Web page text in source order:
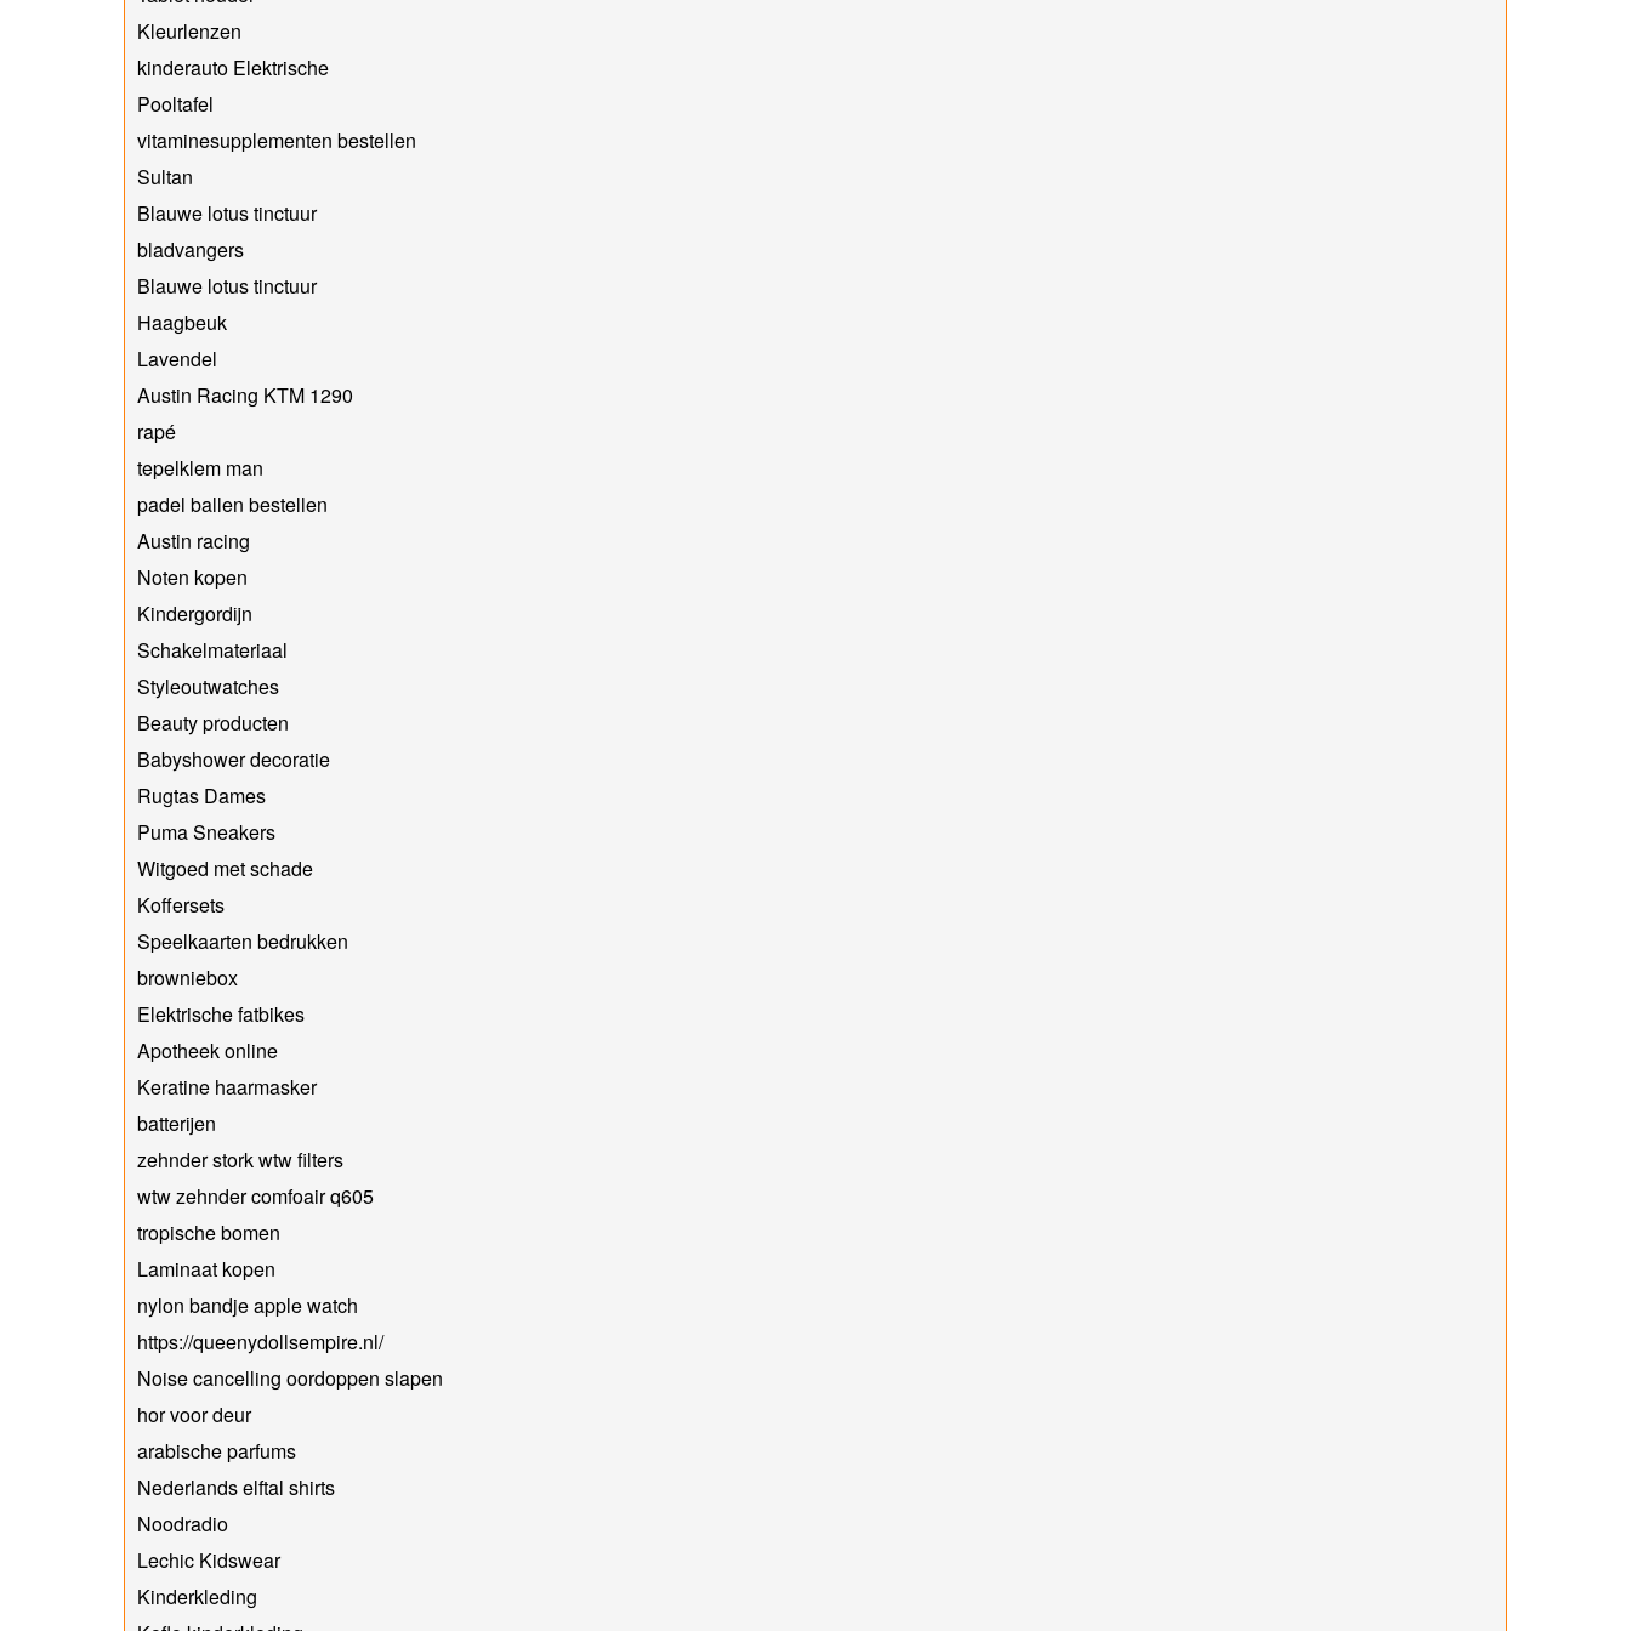
Kleurlenzen
kinderauto Elektrische
Pooltafel
vitaminesupplementen bestellen
Sultan
Blauwe lotus tinctuur
bladvangers
Blauwe lotus tinctuur
Haagbeuk
Lavendel
Austin Racing KTM 1290
rapé
tepelklem man
padel ballen bestellen
Austin racing
Noten kopen
Kindergordijn
Schakelmateriaal
Styleoutwatches
Beauty producten
Babyshower decoratie
Rugtas Dames
Puma Sneakers
Witgoed met schade
Koffersets
Speelkaarten bedrukken
browniebox
Elektrische fatbikes
Apotheek online
Keratine haarmasker
batterijen
zehnder stork wtw filters
wtw zehnder comfoair q605
tropische bomen
Laminaat kopen
nylon bandje apple watch
https://queenydollsempire.nl/
Noise cancelling oordoppen slapen
hor voor deur
arabische parfums
Nederlands elftal shirts
Noodradio
Lechic Kidswear
Kinderkleding